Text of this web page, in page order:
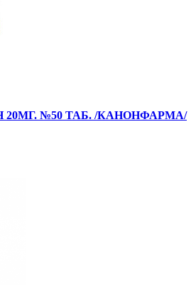
№50 ТАБ. /КАНОНФАРМА/